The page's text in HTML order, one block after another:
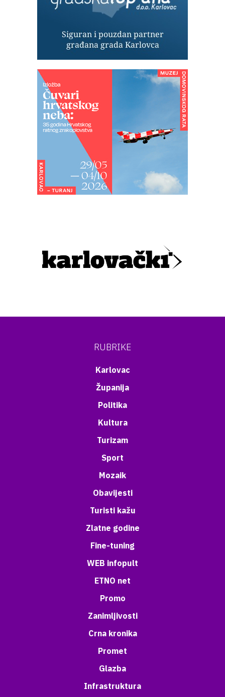
RUBRIKE
Karlovac
Županija
Politika
Kultura
Turizam
Sport
Mozaik
Obavijesti
Turisti kažu
Zlatne godine
Fine-tuning
WEB infopult
ETNO net
Promo
Zanimljivosti
Crna kronika
Promet
Glazba
Infrastruktura